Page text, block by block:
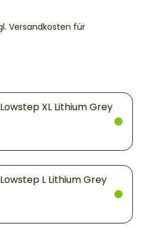
Versandkosten für
XL Lithium Grey
L Lithium Grey